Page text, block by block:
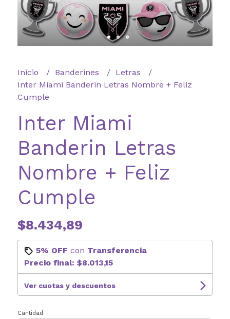
Inicio Banderines
Letras
Inter Miami Banderin Letras Nombre + Feliz
Cumple
Inter Miami
Banderin Letras
Nombre + Feliz
Cumple
$8.434,89
5% OFF con Transferencia
Precio final: $8.013,15
Ver cuotas y descuentos
Cantidad